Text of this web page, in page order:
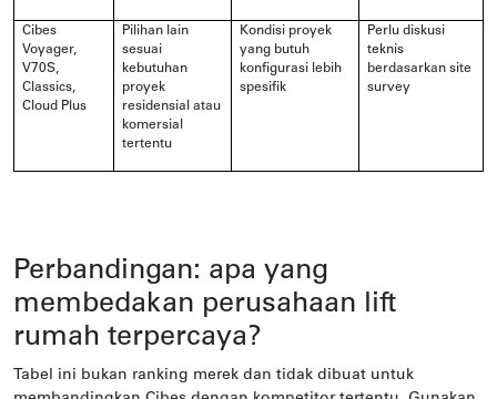
Cibes
Voyager,
V70S,
Classics,
Cloud Plus
Pilihan lain
sesuai
kebutuhan
proyek
residensial atau
komersial
tertentu
Kondisi proyek
yang butuh
konfigurasi lebih
spesifik
Perlu diskusi
teknis
berdasarkan site
survey
Perbandingan: apa yang
membedakan perusahaan lift
rumah terpercaya?
Tabel ini bukan ranking merek dan tidak dibuat untuk